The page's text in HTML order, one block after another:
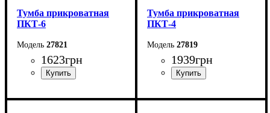
Тумба прикроватная
ПКТ-6
27821
1623грн
Ширина: 44 см
Тумба прикроватная
ПКТ-4
27819
1939грн
Ширина: 44 см